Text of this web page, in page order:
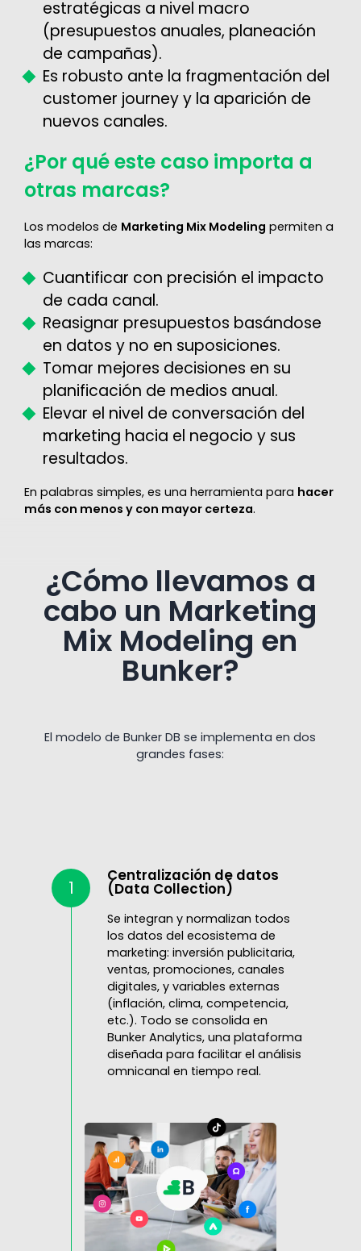
estratégicas a nivel macro
(presupuestos anuales, planeación
de campañas).
Es robusto ante la fragmentación del
customer journey y la aparición de
nuevos canales.
¿Por qué este caso importa a
otras marcas?
Los modelos de Marketing Mix Modeling permiten a
las marcas:
Cuantificar con precisión el impacto
de cada canal.
Reasignar presupuestos basándose
en datos y no en suposiciones.
Tomar mejores decisiones en su
planificación de medios anual.
Elevar el nivel de conversación del
marketing hacia el negocio y sus
resultados.
En palabras simples, es una herramienta para hacer
más con menos y con mayor certeza.
¿Cómo llevamos a
cabo un Marketing
Mix Modeling en
Bunker?
El modelo de Bunker DB se implementa en dos
grandes fases:
1
Centralización de datos
(Data Collection)
Se integran y normalizan todos
los datos del ecosistema de
marketing: inversión publicitaria,
ventas, promociones, canales
digitales, y variables externas
(inflación, clima, competencia,
etc.). Todo se consolida en
Bunker Analytics, una plataforma
diseñada para facilitar el análisis
omnicanal en tiempo real.